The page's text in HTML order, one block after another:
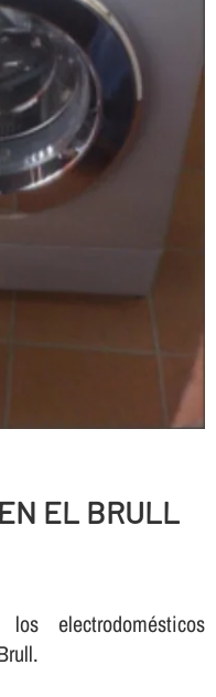
EL BRULL
electrodomésticos